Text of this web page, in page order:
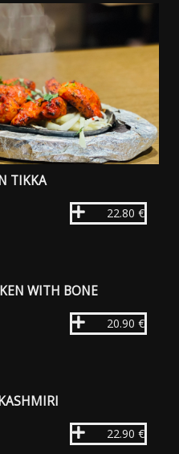
TIKKA
22.80 €
WITH BONE
20.90 €
22.90 €